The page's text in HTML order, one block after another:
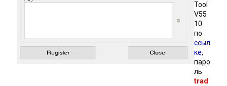
Tool
V55
10
по
ссыл
ке,
паро
ль
trad